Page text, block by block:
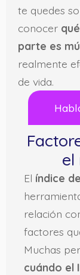
te quedes
conocer
parte es
realmente
de vida.
el
El índice
relación
factores
Muchas
cuándo el